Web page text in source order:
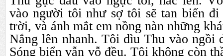
vào người tôi như sợ tôi sẽ tan biến đi
trời, và ánh mắt em nồng nàn những
Nắng lên nhanh. Tôi dìu Thu vào ngồi
Sóng biển vẫn vỗ đều. Tôi không còn